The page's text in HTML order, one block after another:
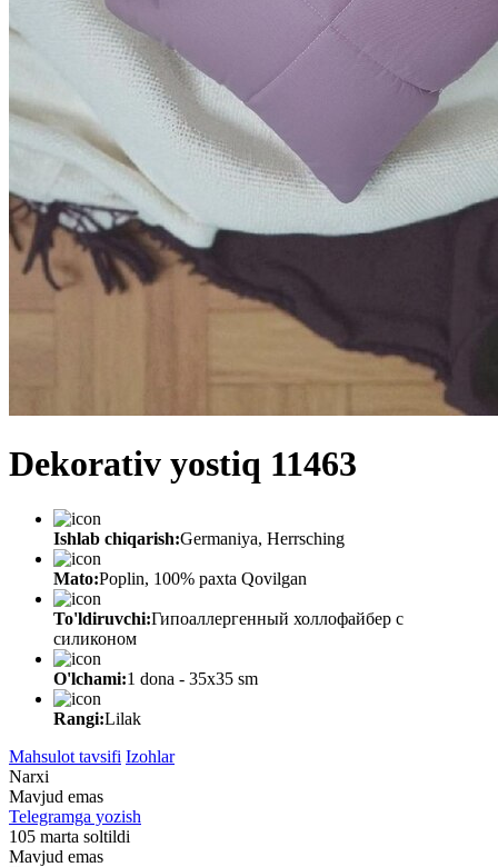
Dekorativ yostiq 11463
Ishlab chiqarish:Germaniya, Herrsching
Mato:Poplin, 100% paxta Qovilgan
To'ldiruvchi:Гипоаллергенный холлофайбер с
силиконом
O'lchami:1 dona - 35х35 sm
Rangi:Lilak
Mahsulot tavsifi Izohlar
Narxi
Mavjud emas
Telegramga yozish
105 marta soltildi
Mavjud emas